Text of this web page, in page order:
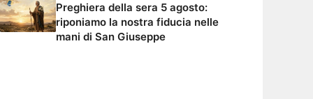
Preghiera della sera 5 agosto:
riponiamo la nostra fiducia nelle
mani di San Giuseppe